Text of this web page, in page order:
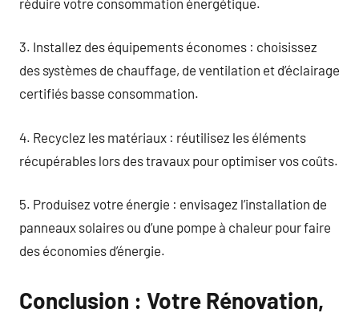
3. Installez des équipements économes : choisissez
des systèmes de chauffage, de ventilation et d’éclairage
certifiés basse consommation.
4. Recyclez les matériaux : réutilisez les éléments
récupérables lors des travaux pour optimiser vos coûts.
5. Produisez votre énergie : envisagez l’installation de
panneaux solaires ou d’une pompe à chaleur pour faire
des économies d’énergie.
Conclusion : Votre Rénovation,